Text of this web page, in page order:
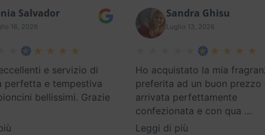
Salvador
16, 2026
e servizio di
perfetta e tempestiva
bellissimi. Grazie
Sandra Ghisu
Luglio 13, 2026
Ho acquistato la mia
preferita ad un buon prezzo
arrivata perfettamente
confezionata e con qua …
Leggi di più